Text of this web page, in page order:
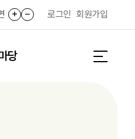
화면확대
화면축소
로그인 회원가입
당
전체메뉴